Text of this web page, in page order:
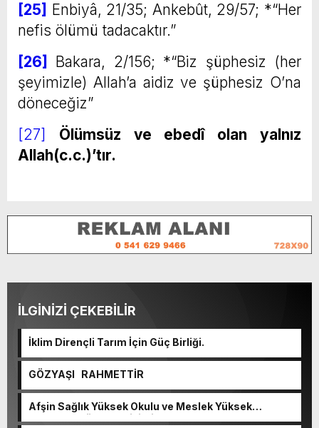
[25] Enbiyâ, 21/35; Ankebût, 29/57; *“Her
nefis ölümü tadacaktır.”
[26]
Bakara, 2/156; *“Biz şüphesiz (her
şeyimizle) Allah’a aidiz ve şüphesiz O’na
döneceğiz”
[27]
Ölümsüz ve ebedî olan yalnız
Allah(c.c.)’tır.
İLGİNİZİ ÇEKEBİLİR
İklim Dirençli Tarım İçin Güç Birliği.
GÖZYAŞI RAHMETTİR
Afşin Sağlık Yüksek Okulu ve Meslek Yüksek
Okulunda görev değişimi!